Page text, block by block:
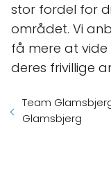
stor fordel for
området. Vi
få mere at
deres frivillige
Team
Glamsbjerg